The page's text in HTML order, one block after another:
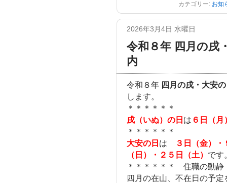
カテゴリー: お知
2026年3月4日 水曜日
令和８年 四月の戌
内
令和８年 四月の戌・大安
します。
＊＊＊＊＊＊
戌（いぬ）の日 は ６日（
＊＊＊＊＊＊
大安の日 は
３日（金）
（日）・２５日（土） です
＊＊＊＊＊＊ 住職の動
四月の在山、不在日の予